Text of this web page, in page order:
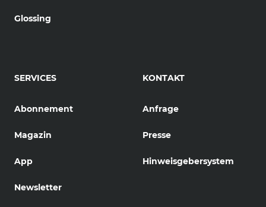
Glossing
SERVICES
Abonnement
Magazin
App
Newsletter
KONTAKT
Anfrage
Presse
Hinweisgebersystem